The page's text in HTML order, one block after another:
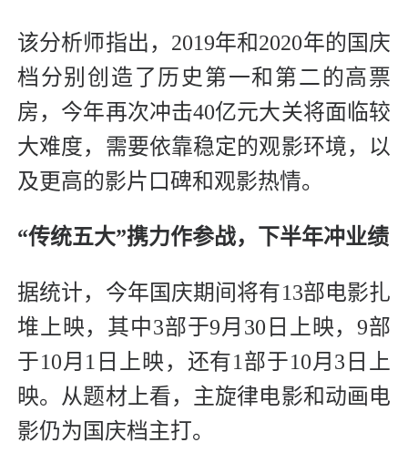
该分析师指出，2019年和2020年的国庆
档分别创造了历史第一和第二的高票
房，今年再次冲击40亿元大关将面临较
大难度，需要依靠稳定的观影环境，以
及更高的影片口碑和观影热情。
“传统五大”携力作参战， 下半年冲业绩
据统计，今年国庆期间将有13部电影扎
堆上映，其中3部于9月30日上映，9部
于10月1日上映，还有1部于10月3日上
映。从题材上看，主旋律电影和动画电
影仍为国庆档主打。